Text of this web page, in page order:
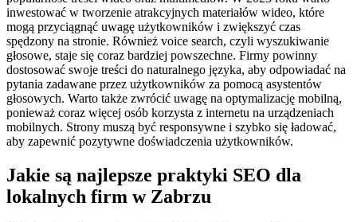
inwestować w tworzenie atrakcyjnych materiałów wideo, które
mogą przyciągnąć uwagę użytkowników i zwiększyć czas
spędzony na stronie. Również voice search, czyli wyszukiwanie
głosowe, staje się coraz bardziej powszechne. Firmy powinny
dostosować swoje treści do naturalnego języka, aby odpowiadać na
pytania zadawane przez użytkowników za pomocą asystentów
głosowych. Warto także zwrócić uwagę na optymalizację mobilną,
ponieważ coraz więcej osób korzysta z internetu na urządzeniach
mobilnych. Strony muszą być responsywne i szybko się ładować,
aby zapewnić pozytywne doświadczenia użytkowników.
Jakie są najlepsze praktyki SEO dla
lokalnych firm w Zabrzu